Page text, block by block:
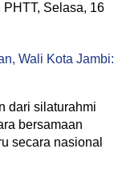
Selasa, 16
Wali Kota Jambi:
dari silaturahmi
bersamaan
secara nasional